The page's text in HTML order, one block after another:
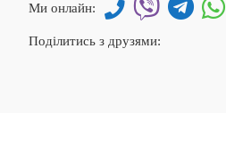
Ми онлайн:
Поділитись з друзями: